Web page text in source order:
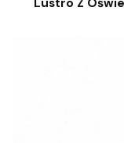
Lustro Z